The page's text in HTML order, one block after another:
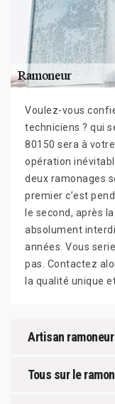
Voulez-vous
techniciens ? qui
80150 sera à
opération
deux ramonages
premier c’est
le second, après
absolument
années. Vous
pas. Contactez
la qualité unique
Artisan
Tous sur le